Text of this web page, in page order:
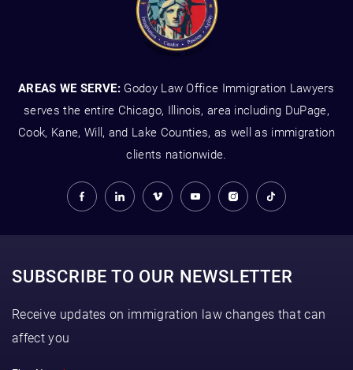
AREAS WE SERVE: Godoy Law Office Immigration Lawyers
serves the entire Chicago, Illinois, area including DuPage,
Cook, Kane, Will, and Lake Counties, as well as immigration
clients nationwide.
SUBSCRIBE TO OUR NEWSLETTER
Receive updates on immigration law changes that can
affect you